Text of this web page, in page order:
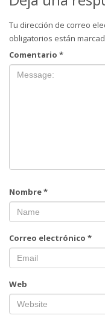
Tu dirección de correo
obligatorios están
Comentario *
Nombre*
Correo electrónico *
Web